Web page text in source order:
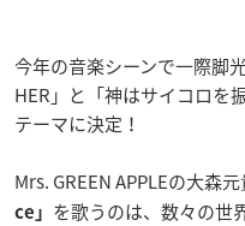
今年の音楽シーンで一際脚
HER」と「神はサイコロを
テーマに決定！
Mrs. GREEN APPLEの大森
ce」 を歌うのは、数々の世